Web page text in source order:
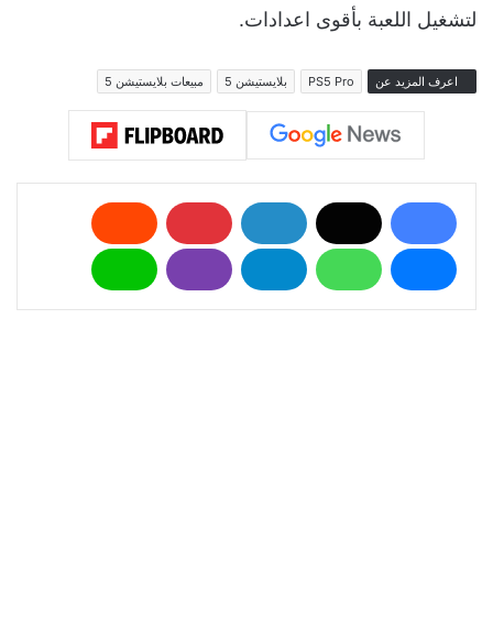
لتشغيل اللعبة بأقوى اعدادات.
اعرف المزيد عن PS5 Pro بلايستيشن 5 مبيعات بلايستيشن 5